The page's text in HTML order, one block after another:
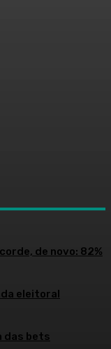
de novo: 82%
eleitoral
das bets